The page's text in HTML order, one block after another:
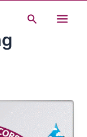
Cerca